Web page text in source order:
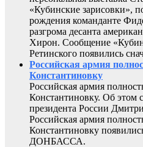
«Кубинские зарисовки»,
рождения команданте
разгрома десанта
Хирон. Сообщение
Ретинского появились
Российская армия
Константиновку
Российская армия
Константиновку. Об этом
президента России
Российская армия
Константиновку
ДОНБАССА.